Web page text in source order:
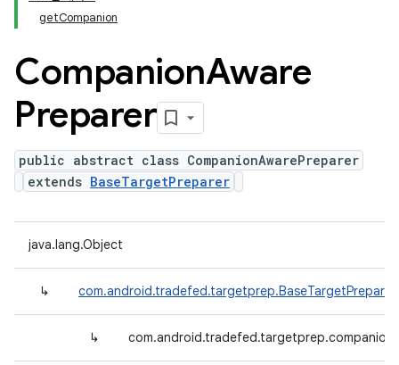
getCompanion
CompanionAware
Preparer
public abstract class CompanionAwarePreparer
extends BaseTargetPreparer
java.lang.Object
↳ com.android.tradefed.targetprep.BaseTargetPreparer
↳